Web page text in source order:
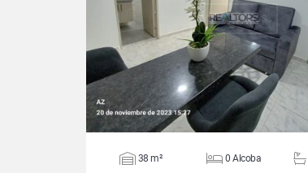
VIEW DETAILS
38 m² 0 Alcoba